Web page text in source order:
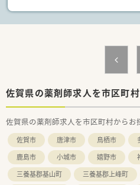
と確保しながら働くことが可
■錠剤自動分包機や監査シス
業務負担を軽減する設備が整
■糖尿病療養指導士の資格を
籍し、専門的な指導を受けら
■常に複数の薬剤師で業務を
あってもすぐに質問や相談が
佐賀県の薬剤師求人を市区町
佐賀県の薬剤師求人を市区町村からお
佐賀市 唐津市 鳥栖市
鹿島市
小城市 嬉野市
三養基郡基山町
三養基郡上峰町